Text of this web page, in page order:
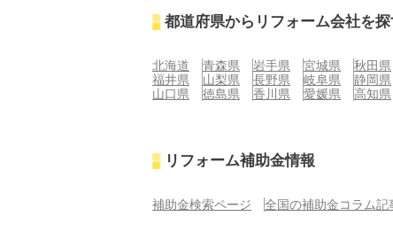
都道府県からリフォーム会社を
北海道 青森県 岩手県 宮城県 秋田県
福井県
山梨県 長野県 岐阜県 静岡県
山口県
徳島県 香川県 愛媛県 高知県
リフォーム補助金情報
補助金検索ページ 全国の補助金コラム記